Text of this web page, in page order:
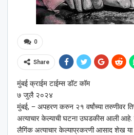
0
Share
मुंबई क्राईम टाईम्स डॉट कॉम
७ जुलै २०२४
मुंबई, – अपहरण करुन २१ वर्षांच्या तरुणीवर
अत्याचार केल्याची घटना उघडकीस आली आहे.
लैगिंक अत्याचार केल्याप्रकरणी आसाद शेख या